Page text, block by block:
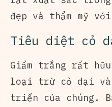
đẹp và thẩm mỹ
Tiêu diệt cỏ
Giấm trắng rất
loại trừ cỏ dại và
triển của chúng.